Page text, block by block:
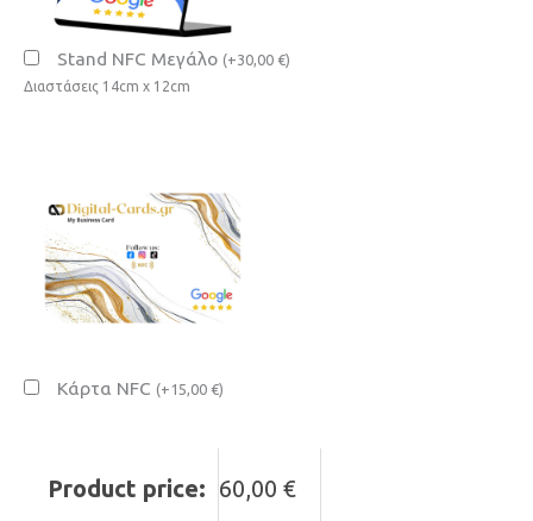
Stand NFC Μεγάλο (+30,00 €)
Διαστάσεις 14cm x 12cm
Κάρτα NFC (+ 15,00 €)
Product price: 60,00 €